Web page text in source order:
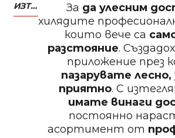
Пила за нокти
ИЗТЕГЛЕТЕ МОБИЛНО ПРИЛОЖЕНИЕ ZASALONA За да улесним
хилядите
които вече са
разстояние.
приложение през
пазарувате лесно,
приятно. С
имате винаги
постоянно
асортимент от